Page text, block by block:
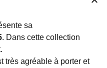
sa
. Dans cette collection
très agréable à porter et